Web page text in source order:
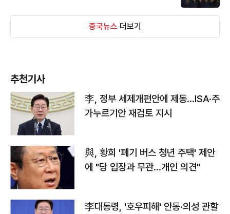
중국뉴스 더보기
추천기사
李, 정부 세제개편안에 제동…ISA·주
가누르기안 재검토 지시
與, 황희 '폐기 버스 청년 주택' 제안
에 "당 입장과 무관…개인 의견"
李대통령, '호우피해' 안동·의성 관할